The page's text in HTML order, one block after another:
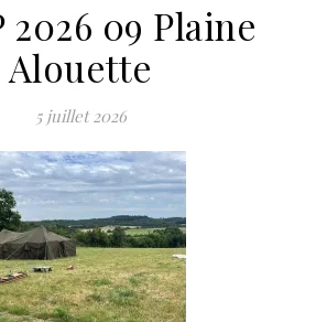
2026 09 Plaine
Alouette
5 juillet 2026